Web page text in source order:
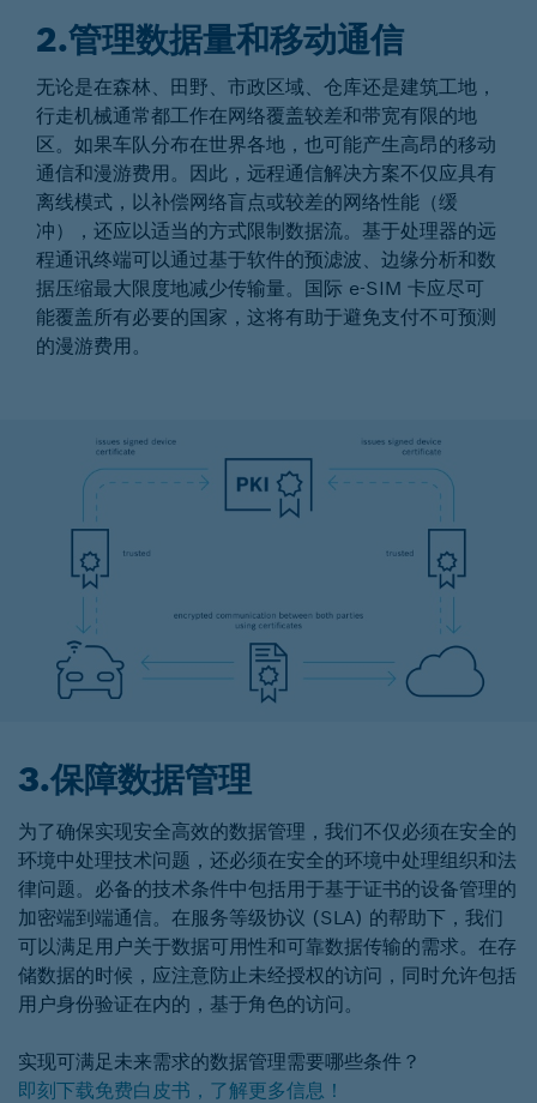
2.管理数据量和移动通信
无论是在森林、田野、市政区域、仓库还是建筑工地，
行走机械通常都工作在网络覆盖较差和带宽有限的地
区。如果车队分布在世界各地，也可能产生高昂的移动
通信和漫游费用。因此，远程通信解决方案不仅应具有
离线模式，以补偿网络盲点或较差的网络性能（缓
冲），还应以适当的方式限制数据流。基于处理器的远
程通讯终端可以通过基于软件的预滤波、边缘分析和数
据压缩最大限度地减少传输量。国际 e-SIM 卡应尽可
能覆盖所有必要的国家，这将有助于避免支付不可预测
的漫游费用。
3.保障数据管理
为了确保实现安全高效的数据管理，我们不仅必须在安全的
环境中处理技术问题，还必须在安全的环境中处理组织和法
律问题。必备的技术条件中包括用于基于证书的设备管理的
加密端到端通信。在服务等级协议 (SLA) 的帮助下，我们
可以满足用户关于数据可用性和可靠数据传输的需求。在存
储数据的时候，应注意防止未经授权的访问，同时允许包括
用户身份验证在内的，基于角色的访问。
实现可满足未来需求的数据管理需要哪些条件？
即刻下载免费白皮书，了解更多信息！